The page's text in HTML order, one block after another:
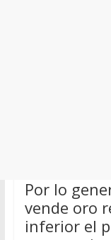
Por lo
vende oro
inferior el